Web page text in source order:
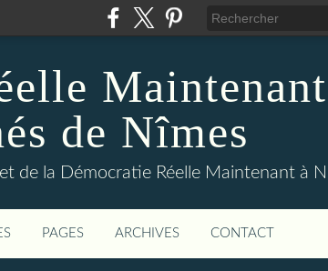
de Nîmes
de la Démocratie Réelle Maintenant à
PAGES ARCHIVES CONTACT